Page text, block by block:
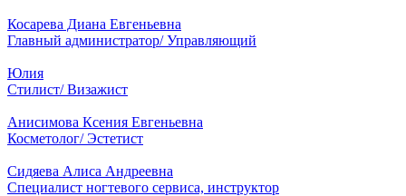
Косарева Диана Евгеньевна
Главный администратор/ Управляющий
Юлия
Стилист/ Визажист
Анисимова Ксения Евгеньевна
Косметолог/ Эстетист
Сидяева Алиса Андреевна
Специалист ногтевого сервиса, инструктор